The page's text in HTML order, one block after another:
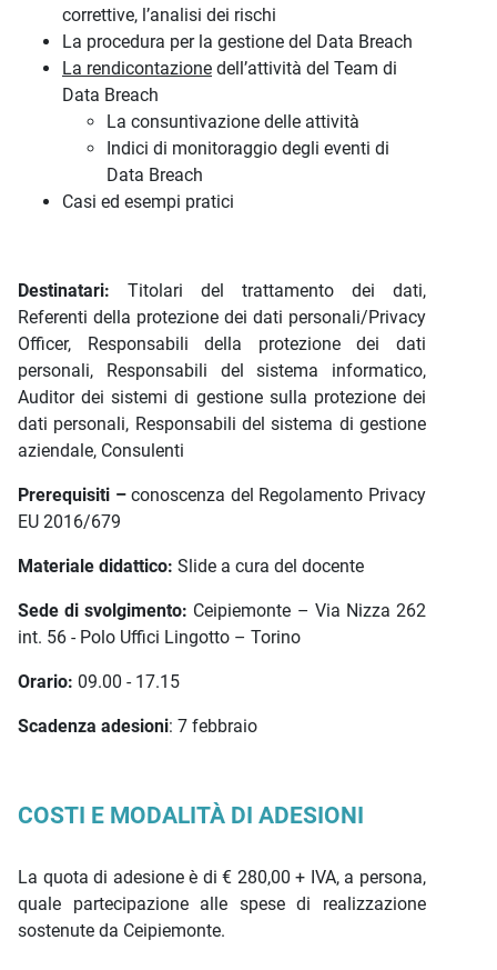
correttive, l’analisi dei rischi
La procedura per la gestione del Data Breach
La rendicontazione dell’attività del Team di
Data Breach
La consuntivazione delle attività
Indici di monitoraggio degli eventi di
Data Breach
Casi ed esempi pratici
Destinatari: Titolari del trattamento dei dati,
Referenti della protezione dei dati personali/Privacy
Officer, Responsabili della protezione dei dati
personali, Responsabili del sistema informatico,
Auditor dei sistemi di gestione sulla protezione dei
dati personali, Responsabili del sistema di gestione
aziendale, Consulenti
Prerequisiti –conoscenza del Regolamento Privacy
EU 2016/679
Materiale didattico: Slide a cura del docente
Sede di svolgimento: Ceipiemonte – Via Nizza 262
int. 56 - Polo Uffici Lingotto – Torino
Orario: 09.00 - 17.15
Scadenza adesioni: 7 febbraio
COSTI E MODALITÀ DI ADESIONI
La quota di adesione è di € 280,00 + IVA, a persona,
quale partecipazione alle spese di realizzazione
sostenute da Ceipiemonte.